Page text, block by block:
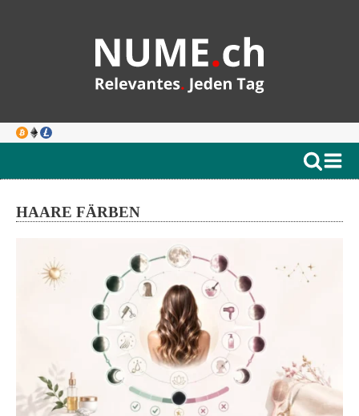
HAARE FÄRBEN